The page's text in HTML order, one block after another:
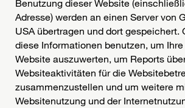
Benutzung dieser Website
Adresse) werden an einen Server von
USA übertragen und dort gespeichert.
diese Informationen benutzen, um
Website auszuwerten, um Reports
Websiteaktivitäten für die
zusammenzustellen und um weitere
Websitenutzung und der